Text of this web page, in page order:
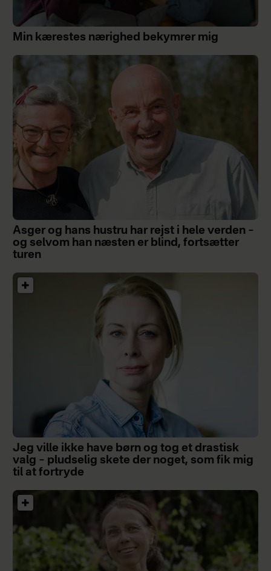
Min kærestes nærighed bekymrer mig
Asger og hans hustru har rejst i hele verden –
og selvom han næsten er blind, fortsætter
turen
Jeg ville ikke have børn og tog et drastisk
valg – pludselig skete der noget, som fik mig
til at fortryde